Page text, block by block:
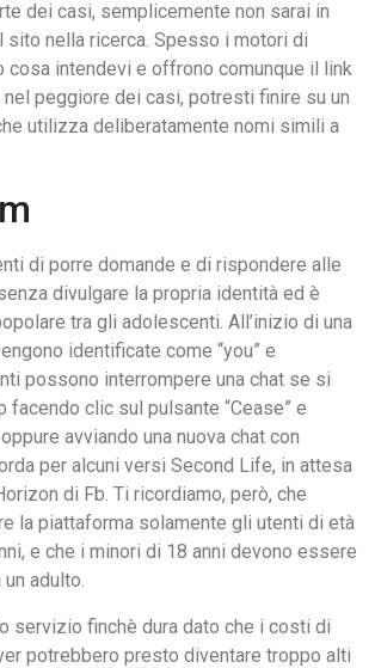
dei casi, semplicemente non sarai in
sito nella ricerca. Spesso i motori di
cosa intendevi e offrono comunque il link
nel peggiore dei casi, potresti finire su un
utilizza deliberatamente nomi simili a
di porre domande e di rispondere alle
divulgare la propria identità ed è
tra gli adolescenti. All’inizio di una
identificate come “you” e
possono interrompere una chat se si
facendo clic sul pulsante “Cease” e
avviando una nuova chat con
per alcuni versi Second Life, in attesa
di Fb. Ti ricordiamo, però, che
la piattaforma solamente gli utenti di età
e che i minori di 18 anni devono essere
adulto.
servizio finchè dura dato che i costi di
potrebbero presto diventare troppo alti